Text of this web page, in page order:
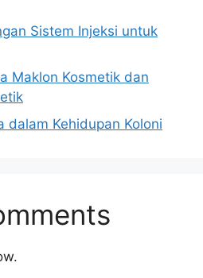
Sistem Injeksi untuk
Maklon Kosmetik dan
dalam Kehidupan Koloni